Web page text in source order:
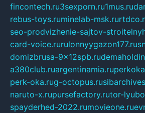
fincontech.ru3sexporn.ru1mus.ru
rebus-toys.ruminelab-msk.ru
seo-prodvizhenie-sajtov-
card-voice.rurulonnyygazon177.ru
domizbrusa-9x12spb.ru
a380club.ruargentinamia.ru
perk-oka.rug-octopus.ru
naruto-x.rupursefactory.rutor-
spayderhed-2022.rumovieone.ru